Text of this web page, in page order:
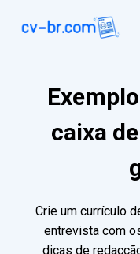
caixa
Crie um currículo
entrevista com
dicas de